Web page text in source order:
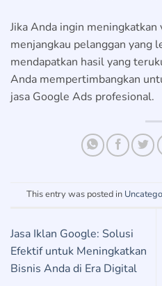
Jika Anda ingin
menjangkau pelanggan yang
mendapatkan hasil yang
Anda mempertimbangkan
jasa Google Ads profesional.
This entry was posted in
Jasa Iklan Google: Solusi
Efektif untuk Meningkatkan
Bisnis Anda di Era Digital